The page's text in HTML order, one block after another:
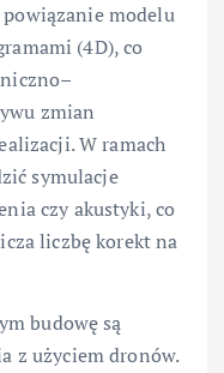
modelu
(4D), co
zmian
W ramach
symulacje
czy akustyki, co
liczbę korekt na
budowę są
z użyciem dronów.